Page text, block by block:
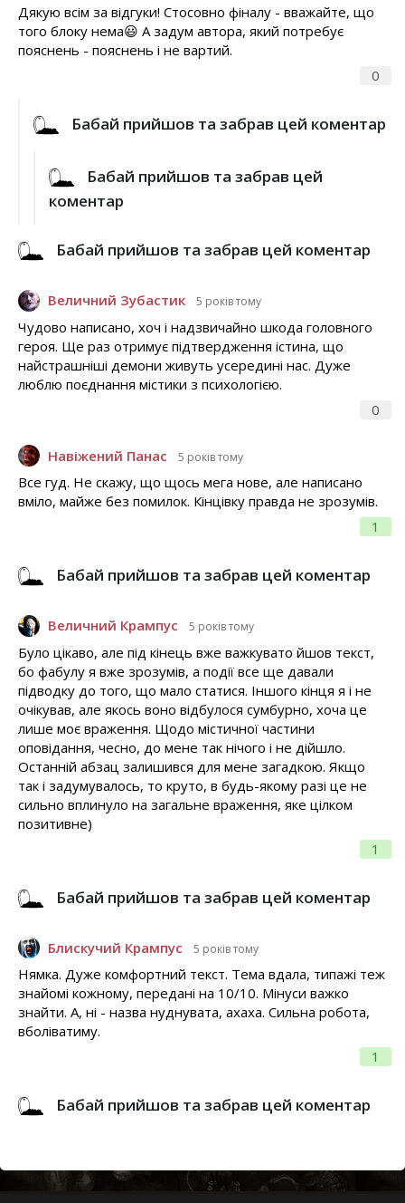
0
Дякую всім за відгуки! Стосовно фіналу - вважайте, що
того блоку нема😃 А задум автора, який потребує
пояснень - пояснень і не вартий.
Бабай прийшов та забрав цей коментар
Бабай прийшов та забрав цей
коментар
Бабай прийшов та забрав цей коментар
Величний Зубастик 5 років тому
0
Чудово написано, хоч і надзвичайно шкода головного
героя. Ще раз отримує підтвердження істина, що
найстрашніші демони живуть усередині нас. Дуже
люблю поєднання містики з психологією.
Навіжений Панас 5 років тому
1
Все гуд. Не скажу, що щось мега нове, але написано
вміло, майже без помилок. Кінцівку правда не зрозумів.
Бабай прийшов та забрав цей коментар
Величний Крампус 5 років тому
1
Було цікаво, але під кінець вже важкувато йшов текст,
бо фабулу я вже зрозумів, а події все ще давали
підводку до того, що мало статися. Іншого кінця я і не
очікував, але якось воно відбулося сумбурно, хоча це
лише моє враження. Щодо містичної частини
оповідання, чесно, до мене так нічого і не дійшло.
Останній абзац залишився для мене загадкою. Якщо
так і задумувалось, то круто, в будь-якому разі це не
сильно вплинуло на загальне враження, яке цілком
позитивне)
Бабай прийшов та забрав цей коментар
Блискучий Крампус 5 років тому
1
Нямка. Дуже комфортний текст. Тема вдала, типажі теж
знайомі кожному, передані на 10/10. Мінуси важко
знайти. А, ні - назва нуднувата, ахаха. Сильна робота,
вболіватиму.
Бабай прийшов та забрав цей коментар